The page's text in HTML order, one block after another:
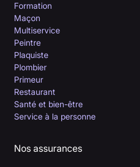
Formation
Maçon
Multiservice
Peintre
Plaquiste
Plombier
Primeur
Restaurant
Santé et bien-être
Service à la personne
Nos assurances